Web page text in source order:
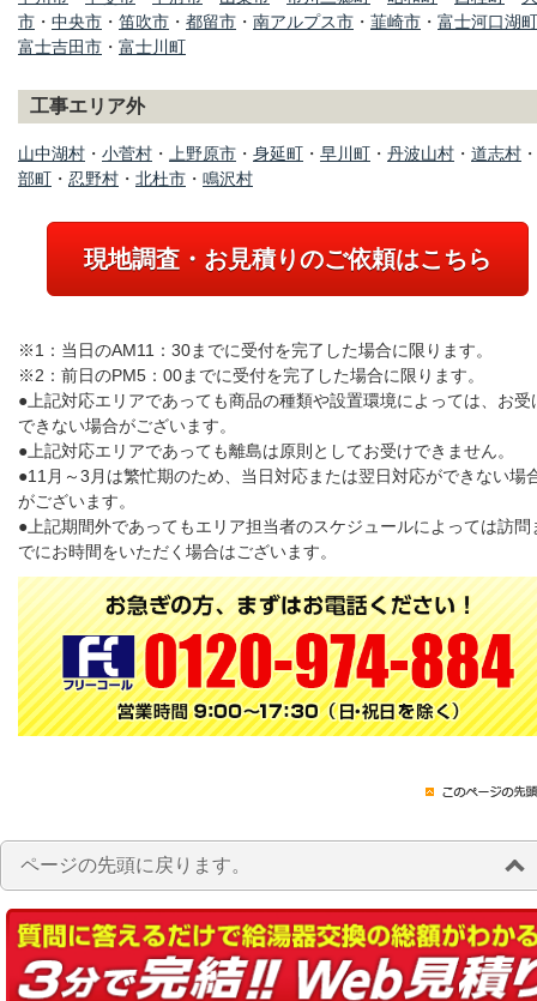
市 ・ 中央市 ・ 笛吹市 ・ 都留市 ・ 南アルプス市 ・ 韮崎市 ・ 富士河口湖町
富士吉田市 ・ 富士川町
工事エリア外
山中湖村 ・ 小菅村 ・ 上野原市 ・ 身延町 ・ 早川町 ・ 丹波山村 ・ 道志村 ・
部町 ・ 忍野村 ・ 北杜市 ・ 鳴沢村
現地調査・お見積りのご依頼はこちら
※1：当日のAM11：30までに受付を完了した場合に限ります。
※2：前日のPM5：00までに受付を完了した場合に限ります。
●上記対応エリアであっても商品の種類や設置環境によっては、お受
できない場合がございます。
●上記対応エリアであっても離島は原則としてお受けできません。
●11月～3月は繁忙期のため、当日対応または翌日対応ができない場
がございます。
●上記期間外であってもエリア担当者のスケジュールによっては訪問
でにお時間をいただく場合はございます。
ページの先頭に戻ります。